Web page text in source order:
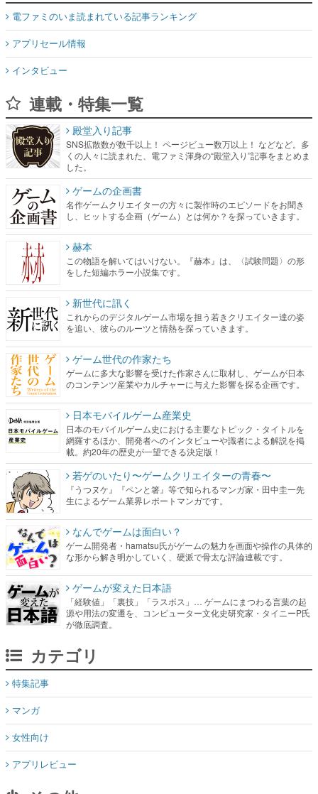
電ファミのいま読まれている記事ランキング
アプリセール情報
インタビュー
連載・特集一覧
殿堂入り記事
SNS拡散数が数千以上！ ページビュー数万以上！ などなど。多
くの人々に読まれた、電ファミ渾身の“殿堂入り”記事をまとめま
した。
ゲームの企画書
名作ゲームクリエイターの方々に製作時のエピソードをお聞き
し、ヒットする企画（ゲーム）とは何か？を探っていきます。
赫本
この物語を解いてはいけない。『赫本』は、〈試験問題〉の形
をした短編ホラー小説集です。
新世代に訊く
これからのデジタルゲーム市場を担う若きクリエイター達の姿
を追い、彼らのルーツと情熱を探っていきます。
ゲーム世代の作家たち
ゲームに多大な影響を受けた作家さんに取材し、ゲームが日本
のコンテンツ産業やカルチャーに与えた影響を探る企画です。
日本モバイルゲーム産業史
日本のモバイルゲーム史における主要なトピック・タイトルを
網羅するほか、開発者へのインタビューや識者による解説を掲
載。約20年の歴史が一望できる決定版！
若ゲのいたり〜ゲームクリエイターの青春〜
『うつヌケ』『ペンと箸』等で知られるマンガ家・田中圭一先
生によるゲーム業界レポートマンガです。
なんでゲームは面白い？
ゲーム開発者・hamatsu氏がゲームの魅力を画面や操作の具体的
な形から解き明かしていく、硬派で骨太な評論連載です。
ゲームが変えた日本語
「経験値」「裏技」「ラスボス」… ゲームにまつわる言葉の起
源や用法の変遷を、コンピューター文化史研究家・タイニーP氏
が徹底調査。
カテゴリ
特集記事
マンガ
女性向け
アプリレビュー